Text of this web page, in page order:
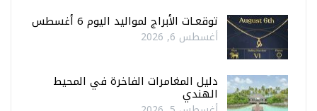
توقعـات الأبراج لمواليد اليوم 6 أغسطس
أغسطس 6, 2026
دليل المغامرات الفاخرة في المحيط
الهندي